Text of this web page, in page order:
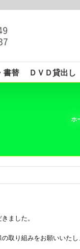
書替 ＤＶＤ貸出し
ホ
ました。
取り組みをお願いいたし